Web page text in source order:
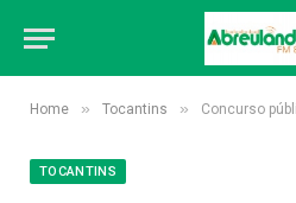
Home » Tocantins » Concurso público oferece mais
TOCANTINS